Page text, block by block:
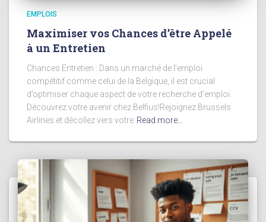
EMPLOIS
Maximiser vos Chances d’être Appelé
à un Entretien
Chances Entretien : Dans un marché de l’emploi
compétitif comme celui de la Belgique, il est crucial
d’optimiser chaque aspect de votre recherche d’emploi.
Découvrez votre avenir chez Belfius!Rejoignez Brussels
Airlines et décollez vers votre Read more…